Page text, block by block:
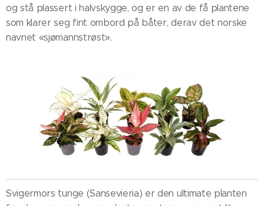
og stå plassert i halvskygge, og er en av de få plantene
som klarer seg fint ombord på båter, derav det norske
navnet «sjømannstrøst».
Svigermors tunge (Sansevieria) er den ultimate planten